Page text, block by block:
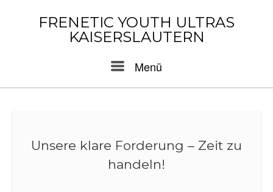
FRENETIC YOUTH ULTRAS
KAISERSLAUTERN
Menü
Unsere klare Forderung – Zeit zu
handeln!